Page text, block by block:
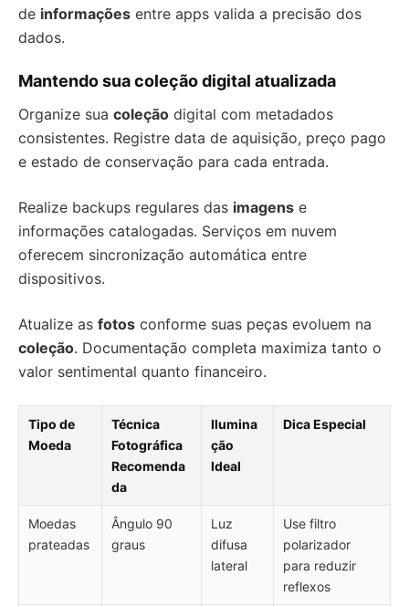
de informações entre apps valida a precisão dos
dados.
Mantendo sua coleção digital atualizada
Organize sua coleção digital com metadados
consistentes. Registre data de aquisição, preço pago
e estado de conservação para cada entrada.
Realize backups regulares das imagens e
informações catalogadas. Serviços em nuvem
oferecem sincronização automática entre
dispositivos.
Atualize as fotos conforme suas peças evoluem na
coleção. Documentação completa maximiza tanto o
valor sentimental quanto financeiro.
Tipo de
Moeda
Técnica
Fotográfica
Recomenda
da
Ilumina
ção
Ideal
Dica Especial
Moedas
prateadas
Ângulo 90
graus
Luz
difusa
lateral
Use filtro
polarizador
para reduzir
reflexos